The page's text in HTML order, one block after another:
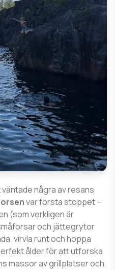
några av resans
var första stoppet –
(som verkligen är
och jättegrytor
virvla runt och hoppa
ålder för att utforska
massor av grillplatser och